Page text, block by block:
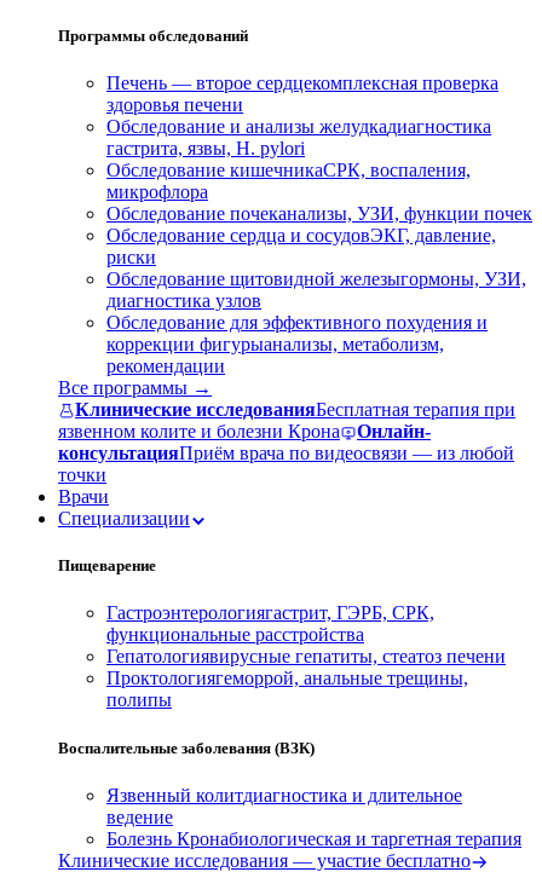
Программы обследований
Печень — второе сердцекомплексная проверка
здоровья печени
Обследование и анализы желудкадиагностика
гастрита, язвы, H. pylori
Обследование кишечникаСРК, воспаления,
микрофлора
Обследование почеканализы, УЗИ, функции почек
Обследование сердца и сосудовЭКГ, давление,
риски
Обследование щитовидной железыгормоны, УЗИ,
диагностика узлов
Обследование для эффективного похудения и
коррекции фигурыанализы, метаболизм,
рекомендации
Все программы →
Клинические исследованияБесплатная терапия при
язвенном колите и болезни Крона
Онлайн-
консультацияПриём врача по видеосвязи — из любой
точки
Врачи
Специализации
Пищеварение
Гастроэнтерологиягастрит, ГЭРБ, СРК,
функциональные расстройства
Гепатологиявирусные гепатиты, стеатоз печени
Проктологиягеморрой, анальные трещины,
полипы
Воспалительные заболевания (ВЗК)
Язвенный колитдиагностика и длительное
ведение
Болезнь Кронабиологическая и таргетная терапия
Клинические исследования — участие бесплатно